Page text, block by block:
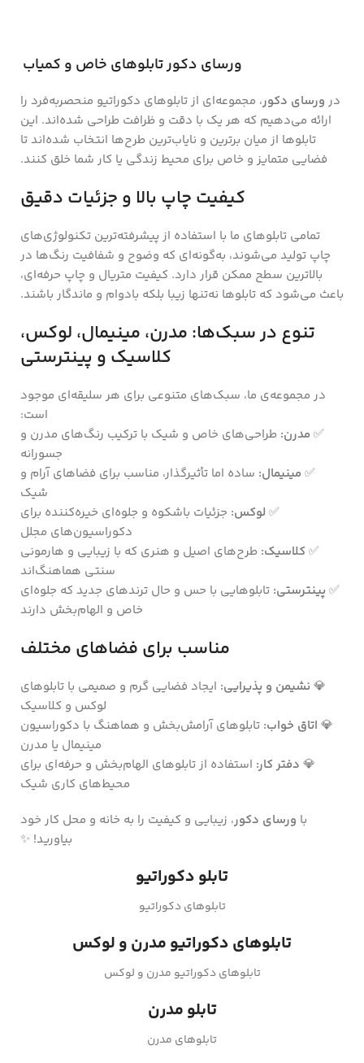
ورسای دکور تابلوهای خاص و کمیاب
در ورسای دکور، مجموعه‌ای از تابلوهای دکوراتیو منحصر‌به‌فرد را
ارائه می‌دهیم که هر یک با دقت و ظرافت طراحی شده‌اند. این
تابلوها از میان برترین و نایاب‌ترین طرح‌ها انتخاب شده‌اند تا
فضایی متمایز و خاص برای محیط زندگی یا کار شما خلق کنند.
کیفیت چاپ بالا و جزئیات دقیق
تمامی تابلوهای ما با استفاده از پیشرفته‌ترین تکنولوژی‌های
چاپ تولید می‌شوند، به‌گونه‌ای که وضوح و شفافیت رنگ‌ها در
بالاترین سطح ممکن قرار دارد. کیفیت متریال و چاپ حرفه‌ای،
باعث می‌شود که تابلوها نه‌تنها زیبا بلکه بادوام و ماندگار باشند.
تنوع در سبک‌ها: مدرن، مینیمال، لوکس،
کلاسیک و پینترستی
در مجموعه‌ی ما، سبک‌های متنوعی برای هر سلیقه‌ای موجود
است:
✅ مدرن: طراحی‌های خاص و شیک با ترکیب رنگ‌های مدرن و
جسورانه
✅ مینیمال: ساده اما تأثیرگذار، مناسب برای فضاهای آرام و
شیک
✅ لوکس: جزئیات باشکوه و جلوه‌ای خیره‌کننده برای
دکوراسیون‌های مجلل
✅ کلاسیک: طرح‌های اصیل و هنری که با زیبایی و هارمونی
سنتی هماهنگ‌اند
✅ پینترستی: تابلوهایی با حس و حال ترندهای جدید که جلوه‌ای
خاص و الهام‌بخش دارند
مناسب برای فضاهای مختلف
💎 نشیمن و پذیرایی: ایجاد فضایی گرم و صمیمی با تابلوهای
لوکس و کلاسیک
💎 اتاق خواب: تابلوهای آرامش‌بخش و هماهنگ با دکوراسیون
مینیمال یا مدرن
💎 دفتر کار: استفاده از تابلوهای الهام‌بخش و حرفه‌ای برای
محیط‌های کاری شیک
با ورسای دکور، زیبایی و کیفیت را به خانه و محل کار خود
بیاورید! ✨
تابلو دکوراتیو
تابلوهای دکوراتیو
تابلوهای دکوراتیو مدرن و لوکس
تابلوهای دکوراتیو مدرن و لوکس
تابلو مدرن
تابلوهای مدرن